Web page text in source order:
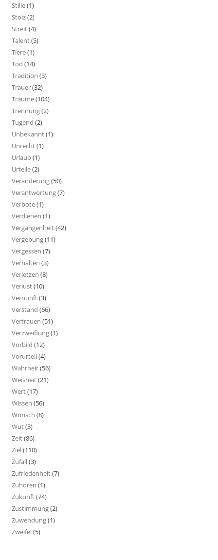
Stille(1)
Stolz(2)
Streit(4)
Talent(5)
Tiere(1)
Tod (14)
Tradition (3)
Trauer(32)
Träume(104)
Trennung(2)
Tugend (2)
Unbekannt(1)
Unrecht(1)
Urlaub(1)
Urteile(2)
Veränderung(50)
Verantwortung(7)
Verbote(1)
Verdienen (1)
Vergangenheit(42)
Vergebung(11)
Vergessen (7)
Verhalten (3)
Verletzen (8)
Verlust(10)
Vernunft(3)
Verstand (66)
Vertrauen (51)
Verzweiflung(1)
Vorbild (12)
Vorurteil(4)
Wahrheit(56)
Weisheit(21)
Wert(17)
Wissen (56)
Wunsch (8)
Wut(3)
Zeit(86)
Ziel(110)
Zufall(3)
Zufriedenheit(7)
Zuhören (1)
Zukunft(74)
Zustimmung(2)
Zuwendung(1)
Zweifel(5)